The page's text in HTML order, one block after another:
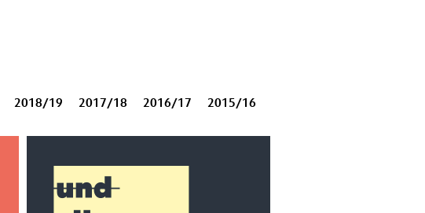
2018/19 2017/18 2016/17 2015/16